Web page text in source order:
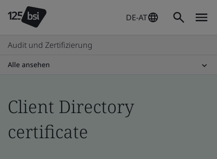
DE-AT
Audit und Zertifizierung
Alle ansehen
Client Directory
certificate